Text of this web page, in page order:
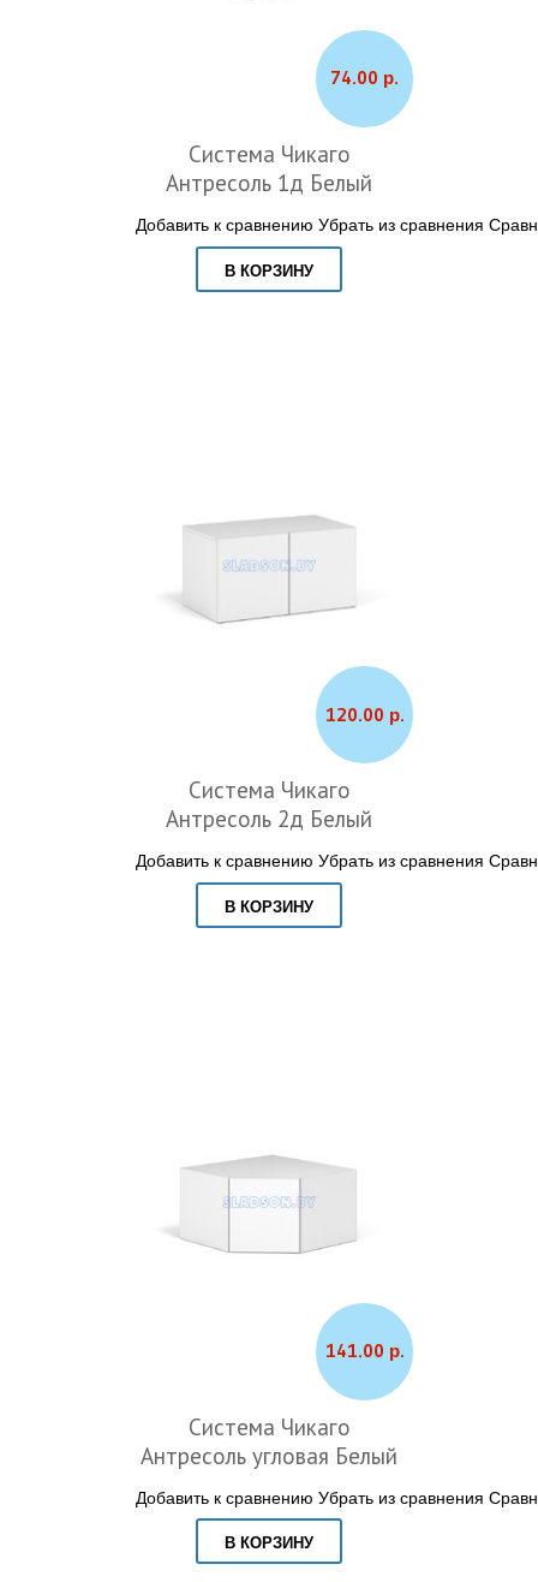
74.00 р.
Система Чикаго
Антресоль 1д Белый
Добавить к сравнению Убрать из сравнения
В КОРЗИНУ
120.00 р.
Система Чикаго
Антресоль 2д Белый
Добавить к сравнению Убрать из сравнения
В КОРЗИНУ
141.00 р.
Система Чикаго
Антресоль угловая Белый
Добавить к сравнению Убрать из сравнения
В КОРЗИНУ